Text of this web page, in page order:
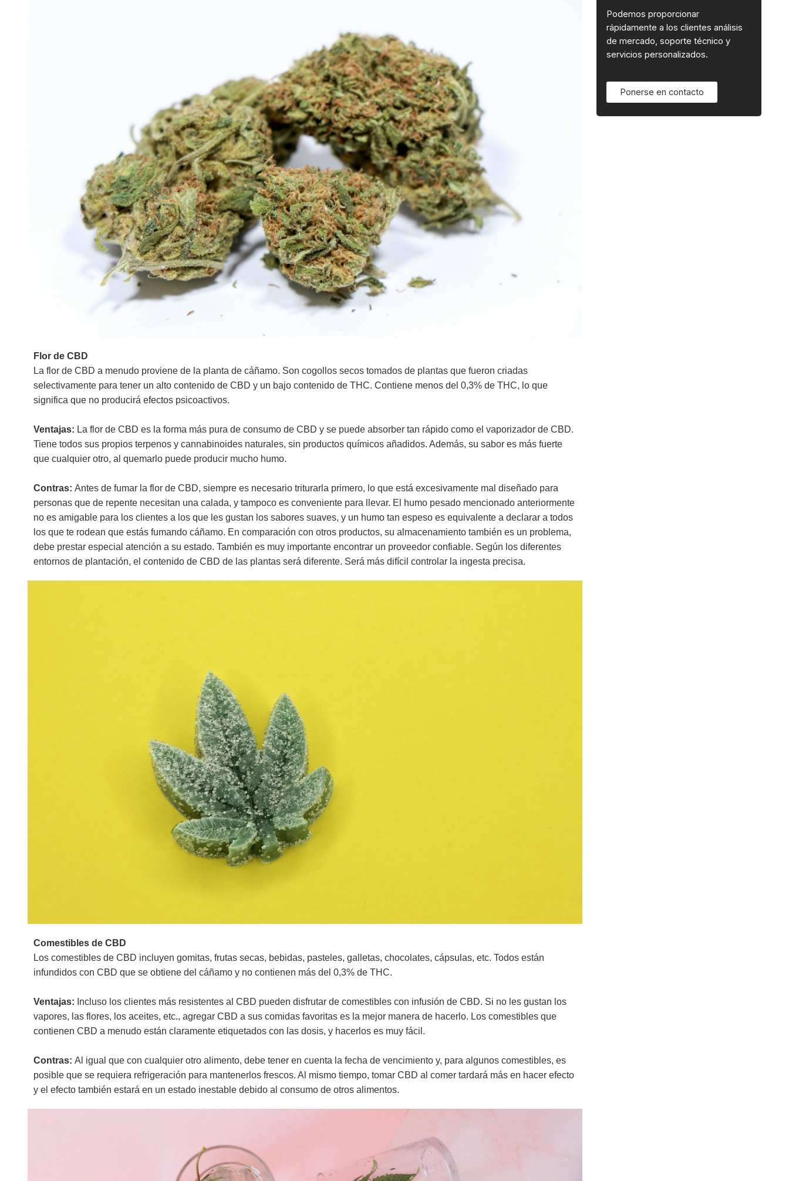
Flor de CBD
La flor de CBD a menudo proviene de la planta de cáñamo. Son cogollos secos tomados de plantas que fueron criadas
selectivamente para tener un alto contenido de CBD y un bajo contenido de THC. Contiene menos del 0,3% de THC, lo que
significa que no producirá efectos psicoactivos.
Ventajas: La flor de CBD es la forma más pura de consumo de CBD y se puede absorber tan rápido como el vaporizador de CBD.
Tiene todos sus propios terpenos y cannabinoides naturales, sin productos químicos añadidos. Además, su sabor es más fuerte
que cualquier otro, al quemarlo puede producir mucho humo.
Contras: Antes de fumar la flor de CBD, siempre es necesario triturarla primero, lo que está excesivamente mal diseñado para
personas que de repente necesitan una calada, y tampoco es conveniente para llevar. El humo pesado mencionado anteriormente
no es amigable para los clientes a los que les gustan los sabores suaves, y un humo tan espeso es equivalente a declarar a todos
los que te rodean que estás fumando cáñamo. En comparación con otros productos, su almacenamiento también es un problema,
debe prestar especial atención a su estado. También es muy importante encontrar un proveedor confiable. Según los diferentes
entornos de plantación, el contenido de CBD de las plantas será diferente. Será más difícil controlar la ingesta precisa.
Comestibles de CBD
Los comestibles de CBD incluyen gomitas, frutas secas, bebidas, pasteles, galletas, chocolates, cápsulas, etc. Todos están
infundidos con CBD que se obtiene del cáñamo y no contienen más del 0,3% de THC.
Ventajas: Incluso los clientes más resistentes al CBD pueden disfrutar de comestibles con infusión de CBD. Si no les gustan los
vapores, las flores, los aceites, etc., agregar CBD a sus comidas favoritas es la mejor manera de hacerlo. Los comestibles que
contienen CBD a menudo están claramente etiquetados con las dosis, y hacerlos es muy fácil.
Contras: Al igual que con cualquier otro alimento, debe tener en cuenta la fecha de vencimiento y, para algunos comestibles, es
posible que se requiera refrigeración para mantenerlos frescos. Al mismo tiempo, tomar CBD al comer tardará más en hacer efecto
y el efecto también estará en un estado inestable debido al consumo de otros alimentos.
Podemos proporcionar
rápidamente a los clientes análisis
de mercado, soporte técnico y
servicios personalizados.
Ponerse en contacto